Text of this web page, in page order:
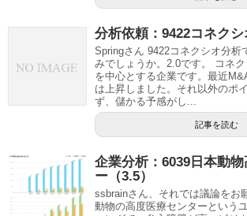
分析依頼：9422コネクシ
Springさん 9422コネクシオ分析
みでしょうか。2.0です。 コネ
を中心とする企業です。最近
は上昇しました。それ以外のポ
ず、儲かる予感がし...
記事を読む
企業分析：6039日本動
ー（3.5）
ssbrainさん、それでは議論をお
動物の高度医療センターという